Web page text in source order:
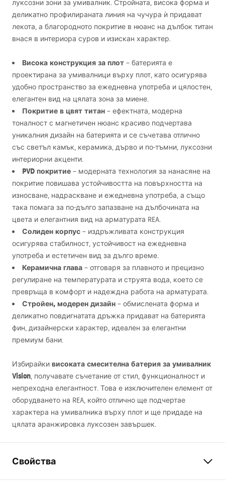
луксозни зони за умивалник. Стройната, висока форма и
деликатно профилираната линия на чучура ѝ придават
лекота, а благородното покритие в нюанс на дълбок титан
внася в интериора суров и изискан характер.
Висока конструкция за плот – батерията е
проектирана за умивалници върху плот, като осигурява
удобно пространство за ежедневна употреба и цялостен,
елегантен вид на цялата зона за миене.
Покритие в цвят титан – ефектната, модерна
тоналност с магнетичен нюанс красиво подчертава
уникалния дизайн на батерията и се съчетава отлично
със светъл камък, керамика, дърво и по-тъмни, луксозни
интериорни акценти.
PVD покритие – модерната технология за нанасяне на
покритие повишава устойчивостта на повърхността на
износване, надраскване и ежедневна употреба, а също
така помага за по-дълго запазване на дълбочината на
цвета и елегантния вид на арматурата REA.
Солиден корпус – издръжливата конструкция
осигурява стабилност, устойчивост на ежедневна
употреба и естетичен вид за дълго време.
Керамична глава – отговаря за плавното и прецизно
регулиране на температурата и струята вода, което се
превръща в комфорт и надеждна работа на арматурата.
Стройен, модерен дизайн – обмислената форма и
деликатно повдигнатата дръжка придават на батерията
фин, дизайнерски характер, идеален за елегантни
премиум бани.
Избирайки високата смесителна батерия за умивалник
Vision, получавате съчетание от стил, функционалност и
непреходна елегантност. Това е изключителен елемент от
оборудването на REA, който отлично ще подчертае
характера на умивалника върху плот и ще придаде на
цялата аранжировка луксозен завършек.
Свойства